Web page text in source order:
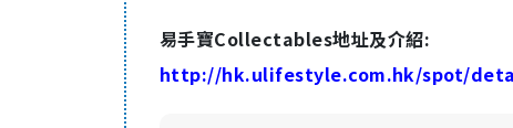
易手寶Collectables地址及介紹:
http://hk.ulifestyle.com.hk/spot/